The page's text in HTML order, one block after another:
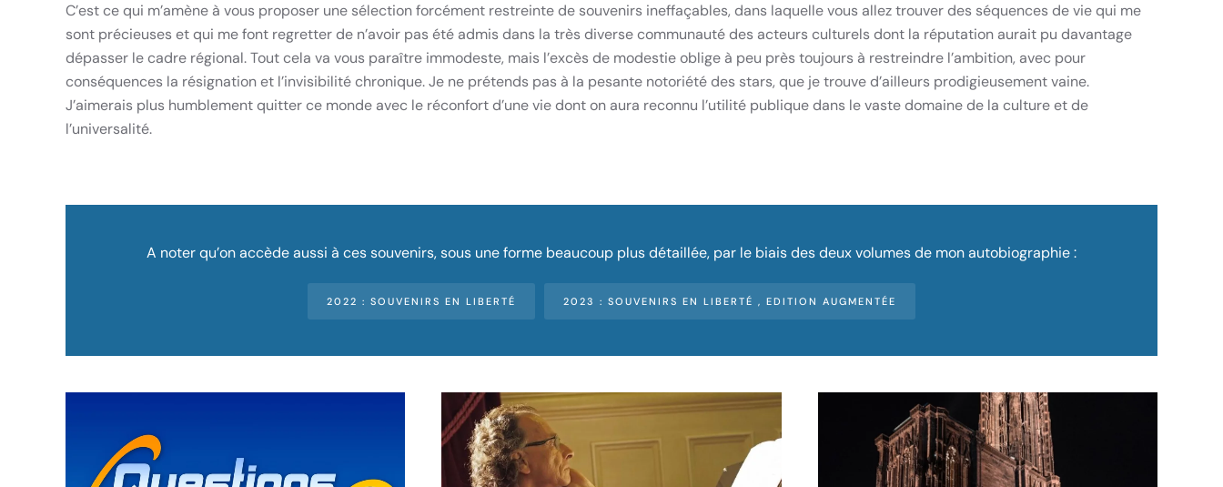
C’est ce qui m’amène à vous proposer une sélection forcément restreinte de souvenirs ineffaçables, dans laquelle vous allez trouver des séquences de vie qui me
sont précieuses et qui me font regretter de n’avoir pas été admis dans la très diverse communauté des acteurs culturels dont la réputation aurait pu davantage
dépasser le cadre régional. Tout cela va vous paraître immodeste, mais l’excès de modestie oblige à peu près toujours à restreindre l’ambition, avec pour
conséquences la résignation et l’invisibilité chronique. Je ne prétends pas à la pesante notoriété des stars, que je trouve d’ailleurs prodigieusement vaine.
J’aimerais plus humblement quitter ce monde avec le réconfort d’une vie dont on aura reconnu l’utilité publique dans le vaste domaine de la culture et de
l’universalité.
A noter qu’on accède aussi à ces souvenirs, sous une forme beaucoup plus détaillée, par le biais des deux volumes de mon autobiographie :
2022 : SOUVENIRS EN LIBERTÉ 2023 : SOUVENIRS EN LIBERTÉ , EDITION AUGMENTÉE